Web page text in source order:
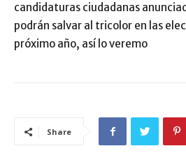
candidaturas ciudadanas
podrán salvar al tricolor en las
próximo año, así lo veremo
Share